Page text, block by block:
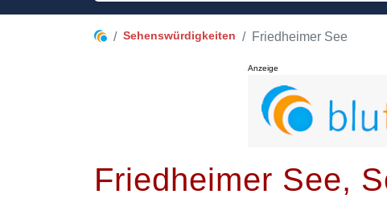
Sehenswürdigkeiten Friedheimer See
Anzeige
Friedheimer See,